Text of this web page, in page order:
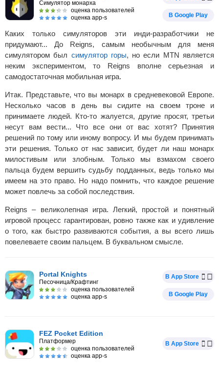
Симулятор монарха
оценка пользователей
оценка app-s
В Google Play
Каких только симуляторов эти инди-разработчики не
придумают... До Reigns, самым необычным для меня
симулятором был симулятор горы, но если MTN является
неким экспериментом, то Reigns вполне серьезная и
самодостаточная мобильная игра.
Итак. Представьте, что вы монарх в средневековой Европе.
Несколько часов в день вы сидите на своем троне и
принимаете людей. Кто-то жалуется, другие просят, третьи
несут вам вести... Что все они от вас хотят? Принятия
решений по тому или иному вопросу. И мы будем принимать
эти решения. Только от нас зависит, будет ли наш монарх
милостивым или злобным. Только мы взмахом своего
пальца будем вершить судьбу подданных, ведь только мы
имеем на это право. Но надо помнить, что каждое решение
может повлечь за собой последствия.
Reigns – великолепная игра. Легкий, простой и понятный
игровой процесс гарантирован, ровно также как и удивление
о того, как быстро развиваются события, а вы всего лишь
повелеваете своим пальцем. В буквальном смысле.
Portal Knights
Песочница/Крафтинг
оценка пользователей
оценка app-s
В App Store
В Google Play
FEZ Pocket Edition
Платформер
оценка пользователей
оценка app-s
В App Store